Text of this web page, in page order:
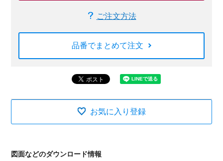
ご注文方法
品番でまとめて注文
お気に入り登録
図面などのダウンロード情報